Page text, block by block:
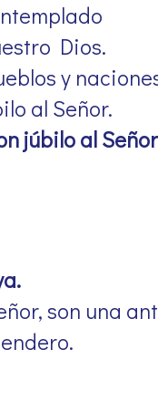
Dios.
y
al Señor.
júbilo al
son una